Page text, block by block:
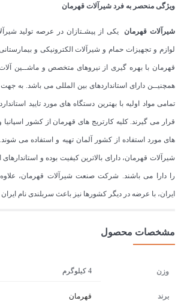
ویژگی منحصر به فرد شیرآلات قهرمان
شیرآلات قهرمان یکی از پیشـتازان در عرصه تولید
لوازم و تجهیزات حمام و شیرآلات الکترونیکی و
قهرمان با بهره گیری از نیروهای متخصص و ماشــین آلات
همچنیــن دارای استانداردهای بین المللی می باشد. به
تمامی مواد اولیه با بهترین دستگاه های مورد تایید
های مورد استفاده از کشور آلمان تهیه و استفاده می
شیرآلات قهرمان، دارای بالاترین کیفیت بوده و
را دارا می باشند. شرکت صنعت شیرآلات قهرمان، علاوه
ایران، با عرضه در دیگر کشورها نیز باعث سربلندی نام
مشخصات محصول
وزن 4 کیلوگرم
برند قهرمان